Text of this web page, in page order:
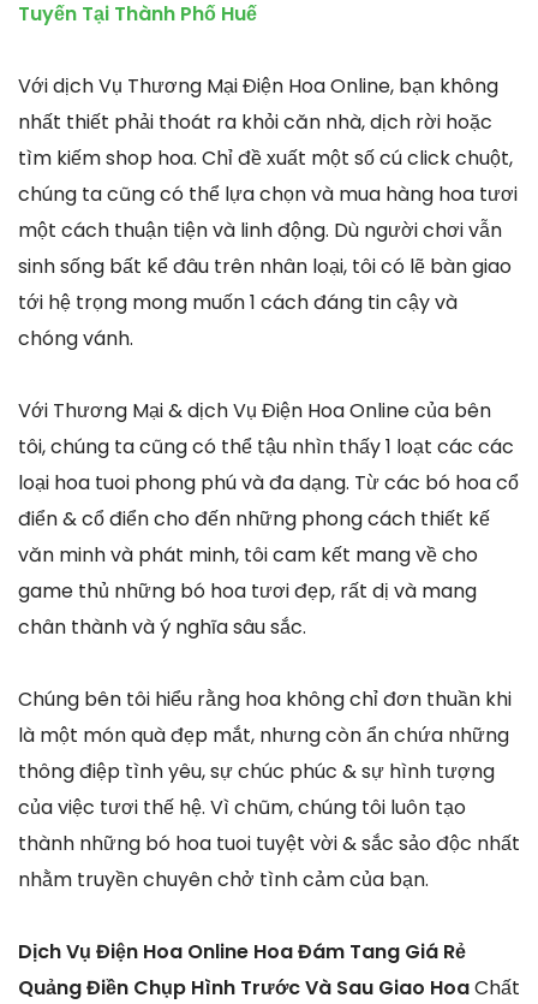
Tuyến Tại Thành Phố Huế
Với dịch Vụ Thương Mại Điện Hoa Online, bạn không
nhất thiết phải thoát ra khỏi căn nhà, dịch rời hoặc
tìm kiếm shop hoa. Chỉ đề xuất một số cú click chuột,
chúng ta cũng có thể lựa chọn và mua hàng hoa tươi
một cách thuận tiện và linh động. Dù người chơi vẫn
sinh sống bất kể đâu trên nhân loại, tôi có lẽ bàn giao
tới hệ trọng mong muốn 1 cách đáng tin cậy và
chóng vánh.
Với Thương Mại & dịch Vụ Điện Hoa Online của bên
tôi, chúng ta cũng có thể tậu nhìn thấy 1 loạt các các
loại hoa tuoi phong phú và đa dạng. Từ các bó hoa cổ
điển & cổ điển cho đến những phong cách thiết kế
văn minh và phát minh, tôi cam kết mang về cho
game thủ những bó hoa tươi đẹp, rất dị và mang
chân thành và ý nghĩa sâu sắc.
Chúng bên tôi hiểu rằng hoa không chỉ đơn thuần khi
là một món quà đẹp mắt, nhưng còn ẩn chứa những
thông điệp tình yêu, sự chúc phúc & sự hình tượng
của việc tươi thế hệ. Vì chũm, chúng tôi luôn tạo
thành những bó hoa tuoi tuyệt vời & sắc sảo độc nhất
nhằm truyền chuyên chở tình cảm của bạn.
Dịch Vụ Điện Hoa Online Hoa Đám Tang Giá Rẻ
Quảng Điền Chụp Hình Trước Và Sau Giao HoaChất